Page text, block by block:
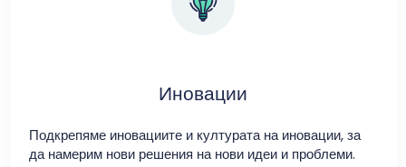
Иновации
Подкрепяме иновациите и културата на иновации, за
да намерим нови решения на нови идеи и проблеми.